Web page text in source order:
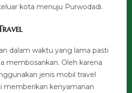
kota menuju Purwodadi.
dalam waktu yang lama pasti
membosankan. Oleh karena
jenis mobil travel
memberikan kenyamanan